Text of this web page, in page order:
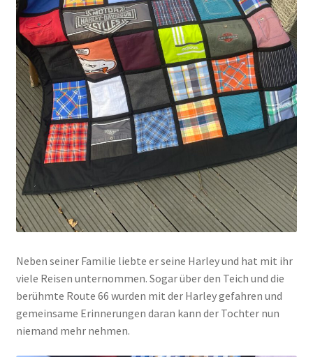
Widerrufsbelehrung
Zahlungsarten
Neben seiner Familie liebte er seine Harley und hat mit ihr
viele Reisen unternommen. Sogar über den Teich und die
berühmte Route 66 wurden mit der Harley gefahren und
gemeinsame Erinnerungen daran kann der Tochter nun
niemand mehr nehmen.